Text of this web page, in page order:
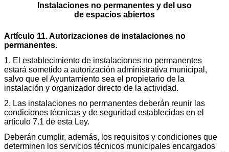
Instalaciones no permanentes y del uso
de espacios abiertos
Artículo 11. Autorizaciones de instalaciones no
permanentes.
1. El establecimiento de instalaciones no permanentes
estará sometido a autorización administrativa municipal,
salvo que el Ayuntamiento sea el propietario de la
instalación y organizador directo de la actividad.
2. Las instalaciones no permanentes deberán reunir las
condiciones técnicas y de seguridad establecidas en el
artículo 7.1 de esta Ley.
Deberán cumplir, además, los requisitos y condiciones que
determinen los servicios técnicos municipales encargados